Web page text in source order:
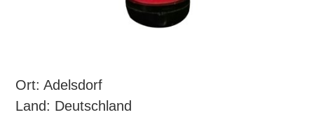
Ort: Adelsdorf
Land: Deutschland